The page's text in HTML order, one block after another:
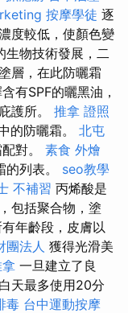
按摩學徒 逐
度較低，使顏色變
生物技術發展，二
層，在此防曬霜
有SPF的曬黑油，
護所。 推拿 證照
的防曬霜。 北屯
對。 素食 外燴
列表。 seo教學
不補習 丙烯酸是
包括聚合物，塗
年齡段，皮膚以
團法人 獲得光滑美
一旦建立了良
天最多使用20分
毒 台中運動按摩